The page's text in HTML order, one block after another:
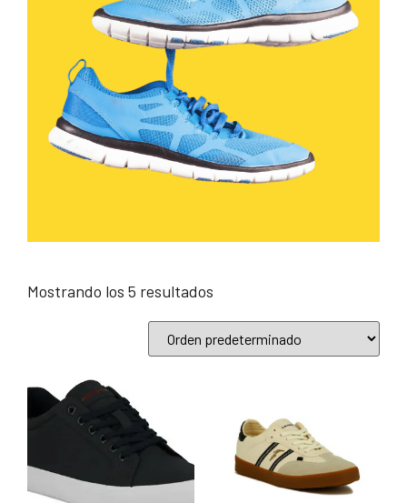
Mostrando los 5 resultados